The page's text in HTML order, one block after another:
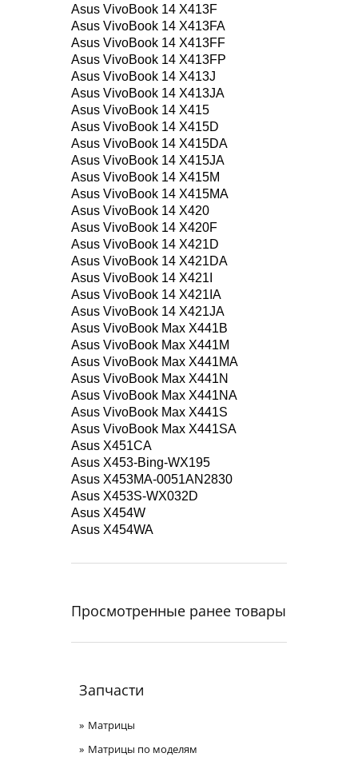
Asus VivoBook 14 X413F
Asus VivoBook 14 X413FA
Asus VivoBook 14 X413FF
Asus VivoBook 14 X413FP
Asus VivoBook 14 X413J
Asus VivoBook 14 X413JA
Asus VivoBook 14 X415
Asus VivoBook 14 X415D
Asus VivoBook 14 X415DA
Asus VivoBook 14 X415JA
Asus VivoBook 14 X415M
Asus VivoBook 14 X415MA
Asus VivoBook 14 X420
Asus VivoBook 14 X420F
Asus VivoBook 14 X421D
Asus VivoBook 14 X421DA
Asus VivoBook 14 X421I
Asus VivoBook 14 X421IA
Asus VivoBook 14 X421JA
Asus VivoBook Max X441B
Asus VivoBook Max X441M
Asus VivoBook Max X441MA
Asus VivoBook Max X441N
Asus VivoBook Max X441NA
Asus VivoBook Max X441S
Asus VivoBook Max X441SA
Asus X451CA
Asus X453-Bing-WX195
Asus X453MA-0051AN2830
Asus X453S-WX032D
Asus X454W
Asus X454WA
Просмотренные ранее товары
Запчасти
Матрицы
Матрицы по моделям